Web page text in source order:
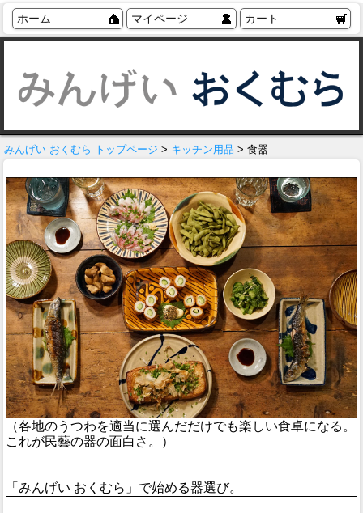
ホーム マイページ カート
みんげい おくむら トップページ > キッチン用品 > 食器
（各地のうつわを適当に選んだだけでも楽しい食卓になる。
これが民藝の器の面白さ。）
「みんげい おくむら」で始める器選び。